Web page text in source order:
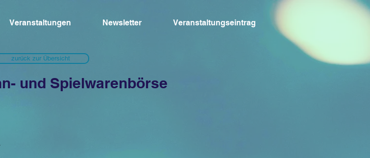
Veranstaltungen Newsletter Veranstaltungseintrag
zurück zur Übersicht
und Spielwarenbörse